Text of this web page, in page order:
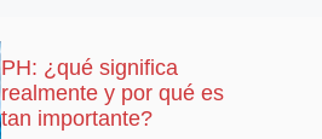
PH: ¿qué significa
realmente y por qué es
tan importante?